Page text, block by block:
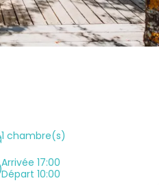
1 chambre(s)
Arrivée 17:00
Départ 10:00